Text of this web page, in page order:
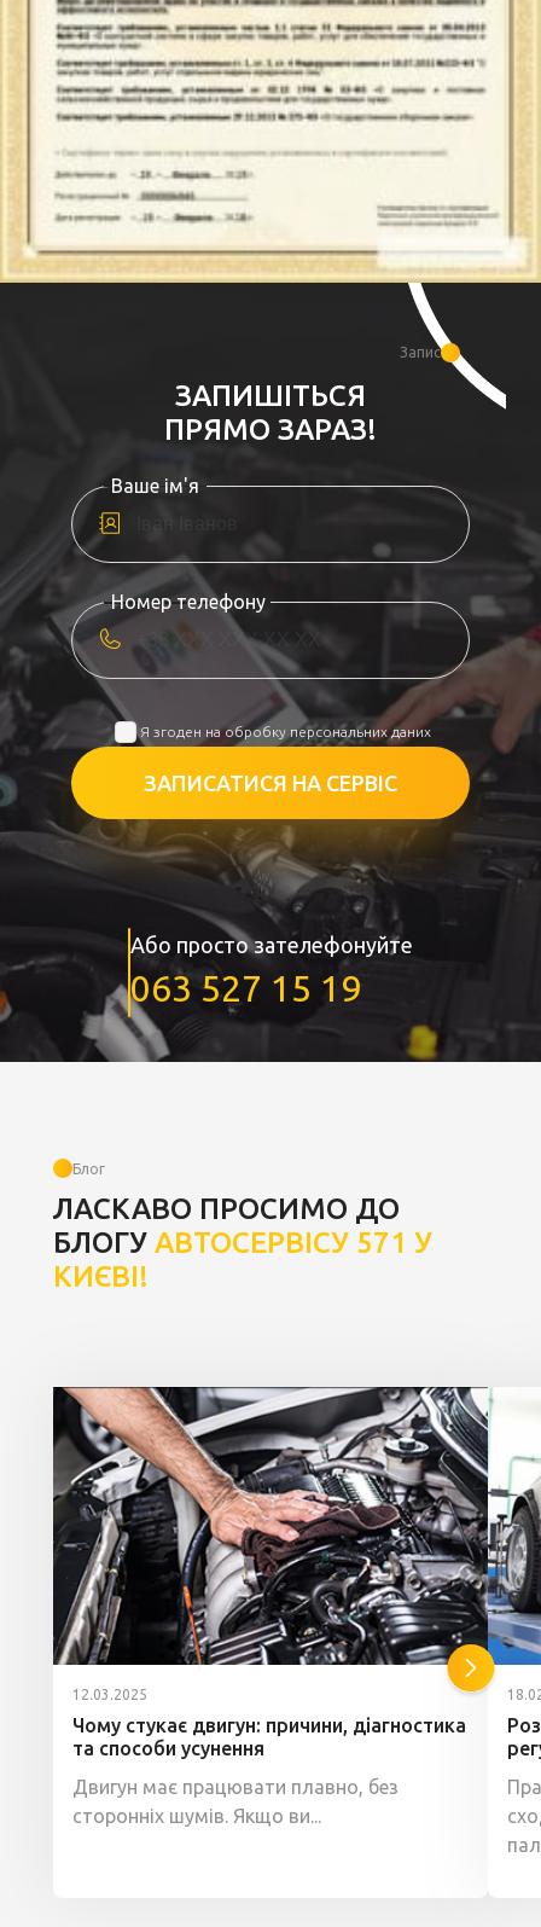
Запис
ЗАПИШІТЬСЯ
ПРЯМО ЗАРАЗ!
Ваше ім'я
Номер телефону
Я згоден на обробку персональних даних
ЗАПИСАТИСЯ НА СЕРВІС
Або просто зателефонуйте
063 527 15 19
Блог
ЛАСКАВО ПРОСИМО ДО
БЛОГУ АВТОСЕРВІСУ 571 У
КИЄВІ!
12.03.2025
Чому стукає двигун: причини, діагностика
та способи усунення
Двигун має працювати плавно, без
сторонніх шумів. Якщо ви...